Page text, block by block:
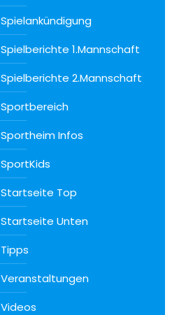
Spielankündigung
Spielberichte 1.Mannschaft
Spielberichte 2.Mannschaft
Sportbereich
Sportheim Infos
SportKids
Startseite Top
Startseite Unten
Tipps
Veranstaltungen
Videos